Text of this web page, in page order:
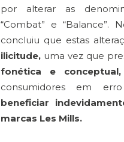
por alterar as
“Combat” e “Balance”.
concluiu que estas
ilicitude,uma vez que
fonética e conceptual,
consumidores em
beneficiar
marcas Les Mills.